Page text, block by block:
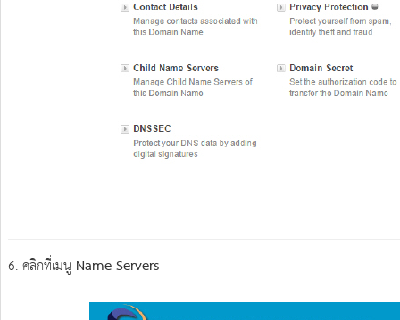
6. คลิกที่เมนู Name Servers